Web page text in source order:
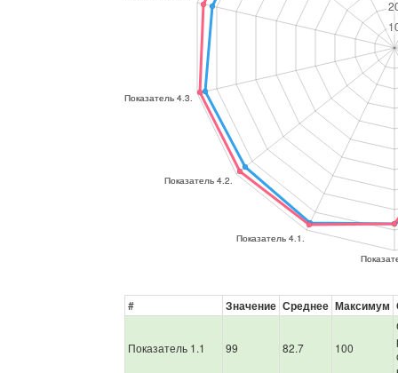
# Значение Среднее Максимум
Показатель 1.1 99 82.7 100